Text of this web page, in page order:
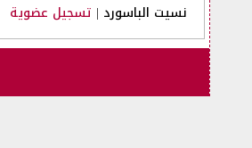
نسيت الباسورد | تسجيل عضوية